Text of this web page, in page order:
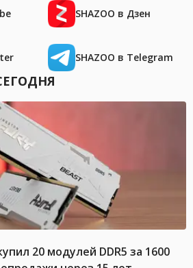
SHAZOO в Дзен
SHAZOO в Telegram
20 модулей DDR5 за 1600